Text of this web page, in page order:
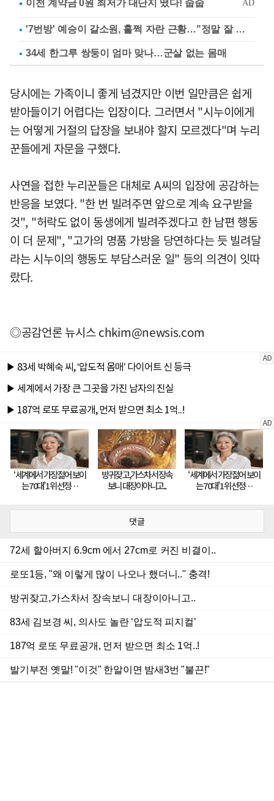
'7번방' 예승이 갈소원, 훌쩍 자란 근황…"정말 잘 컸다"
34세 한그루 쌍둥이 엄마 맞나…군살 없는 몸매
당시에는 가족이니 좋게 넘겼지만 이번 일만큼은 쉽게
받아들이기 어렵다는 입장이다. 그러면서 "시누이에게
는 어떻게 거절의 답장을 보내야 할지 모르겠다"며 누리
꾼들에게 자문을 구했다.
사연을 접한 누리꾼들은 대체로 A씨의 입장에 공감하는
반응을 보였다. "한 번 빌려주면 앞으로 계속 요구받을
것", "허락도 없이 동생에게 빌려주겠다고 한 남편 행동
이 더 문제", "고가의 명품 가방을 당연하다는 듯 빌려달
라는 시누이의 행동도 부담스러운 일" 등의 의견이 잇따
랐다.
◎공감언론 뉴시스chkim@newsis.com
댓글